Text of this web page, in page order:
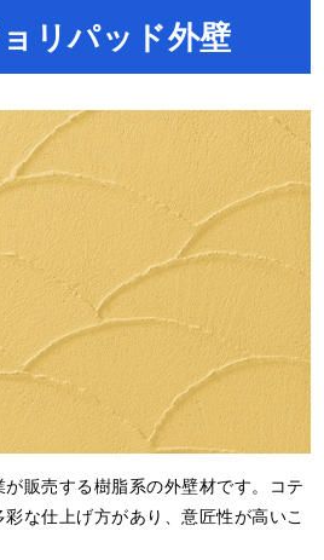
リパッド外壁
販売する樹脂系の外壁材です。コテ
な仕上げ方があり、意匠性が高いこ